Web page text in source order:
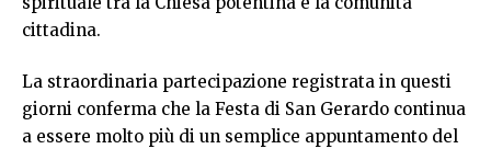
cittadina.
La straordinaria partecipazione registrata in questi
giorni conferma che la Festa di San Gerardo continua
a essere molto più di un semplice appuntamento del